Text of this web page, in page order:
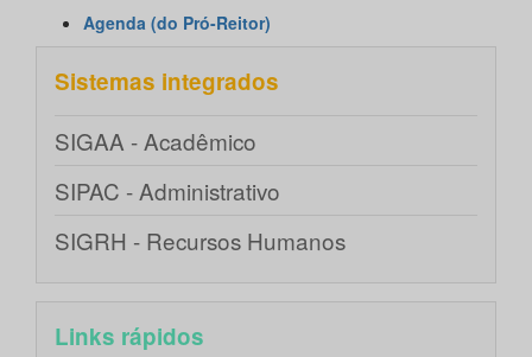
Agenda (do Pró-Reitor)
Sistemas integrados
SIGAA - Acadêmico
SIPAC - Administrativo
SIGRH - Recursos Humanos
Links rápidos